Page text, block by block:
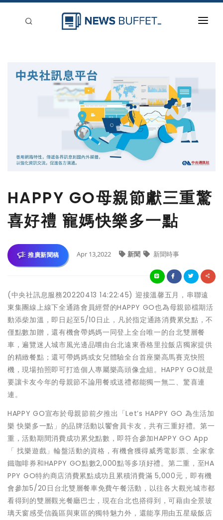
HAPPY GO母親節獻三重驚
喜好禮 寵媽快樂多一點
推廣新聞稿 Apr 13,2022 新聞 新聞時事
(中央社訊息服務20220413 14:22:45) 迎接溫馨五月，串聯遠
東集團線上線下全通路會員經營的HAPPY GO也為母親節檔期活
動添柴加溫，即日起至5/10日止，凡於指定通路消費累兌點，不
僅點數加贈，還有機會帶媽媽一同登上全台唯一的台北雙層餐
車，遍覽迷人城市風光邊品嚐由台北遠東香格里拉飯店獨家提供
的精緻餐點；還可帶媽媽或女兒體驗全台首座樂高馬賽克快照
機，現場拍照即可打造個人專屬樂高頭像盒組。HAPPY GO就是
要讓卡友今年的母親節不論用餐或送禮都能獨一無二、驚喜連
連。
HAPPY GO宣布於母親節前夕推出「Let’s HAPPY GO 為生活加
樂 快樂多一點」的品牌活動以饗會員卡友，共有三重好禮。第一
重，活動期間消費成功累兌點數，即符合參加HAPPY GO App
「 找樂遊戲」輪盤活動的資格，有機會獲得威秀電影票、全家拿
鐵咖啡券和HAPPY GO點數2,000點等多項好禮。第二重，至HA
PPY GO特約商店消費累點成功且累積消費滿 5,000元，即有機
會參加5/20日台北雙層餐車免費午餐活動，以往各大觀光城市都
看得到的雙層觀光餐廳巴士，現在台北也搭得到，可藉由全景玻
璃天窗感受信義區與東區的獨特魅力外，還能享用由五星級飯店